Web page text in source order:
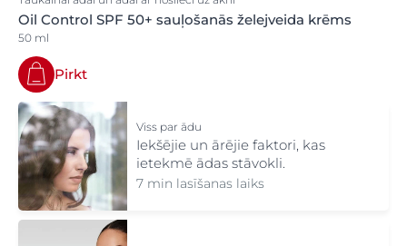
1 - Atbilst UVA un UVB augstākajiem aizsardzības
standartiem, ko nosaka Cosmetics Europe. UVA
aizsardzības līmeņi pārsniedz ES prasību.
2 - Eucerin Kids Mineral sauļošanās losjonā nav
iekļauta uzlabotā spektrālā tehnoloģija, bet tiek
izmantoti klīniski pārbaudīti neķīmiskie filtri. Eucerin
Extra Light Sensitive Protect sauļošanās losjons,
Eucerin Sensitive Protect sauļošanās aerosols, Eucerin
Transparent Sensitive Protect sauļošanās aerosols un
Eucerin Transparent Dry Touch sauļošanās aerosols
nesatur gliciretīnskābi.
Oil Control SPF 50+ sauļošanās želejveida krēms
50 ml
Pirkt
Viss par ādu
Iekšējie un ārējie faktori, kas
ietekmē ādas stāvokli.
7 min lasīšanas laiks